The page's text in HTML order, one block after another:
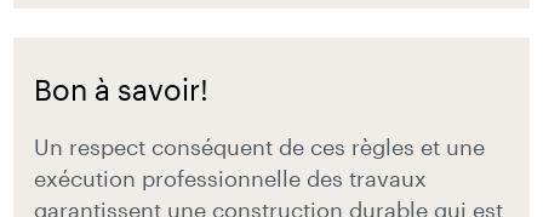
Bon à savoir!
Un respect conséquent de ces règles et une
exécution professionnelle des travaux
garantissent une construction durable qui est